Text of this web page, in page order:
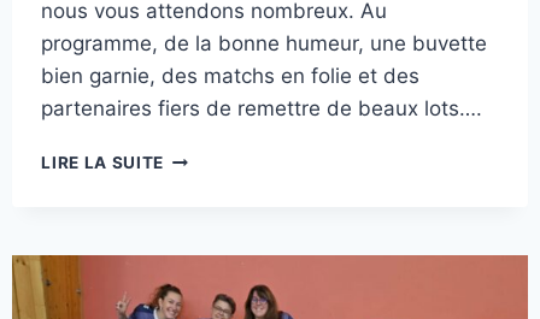
nous vous attendons nombreux. Au
programme, de la bonne humeur, une buvette
bien garnie, des matchs en folie et des
partenaires fiers de remettre de beaux lots….
LIRE LA SUITE 3ÉME